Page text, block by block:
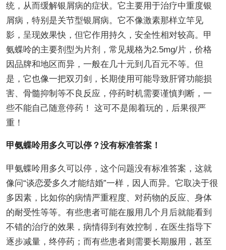
统，从而缓解银屑病的症状。它主要用于治疗中重度银
屑病，特别是关节型银屑病。它不像激素那样立竿见
影，呈现效果快，但它作用持久，安全性相对较高。甲
氨蝶呤的主要剂型为片剂，常见规格为2.5mg/片，价格
因品牌和地区而异，一般在几十元到几百元不等。但
是，它也像一把双刃剑，长期使用可能导致肝肾功能损
害、骨髓抑制等不良反应，停药时机需要谨慎判断，一
些不能自己随意停药！ 这可不是闹着玩的，后果很严
重！
甲氨蝶呤用多久可以停？没有标准答案！
甲氨蝶呤用多久可以停，这个问题没有标准答案，这就
像问“谈恋爱多久才能结婚”一样，因人而异。它取决于很
多因素，比如你的病情严重程度、对药物的反应、身体
的耐受性等等。有些患者可能在服用几个月后就能看到
不错的治疗的效果，病情得到有效控制，在医生指导下
逐步减量，终停药；而有些患者则需要长期服用，甚至